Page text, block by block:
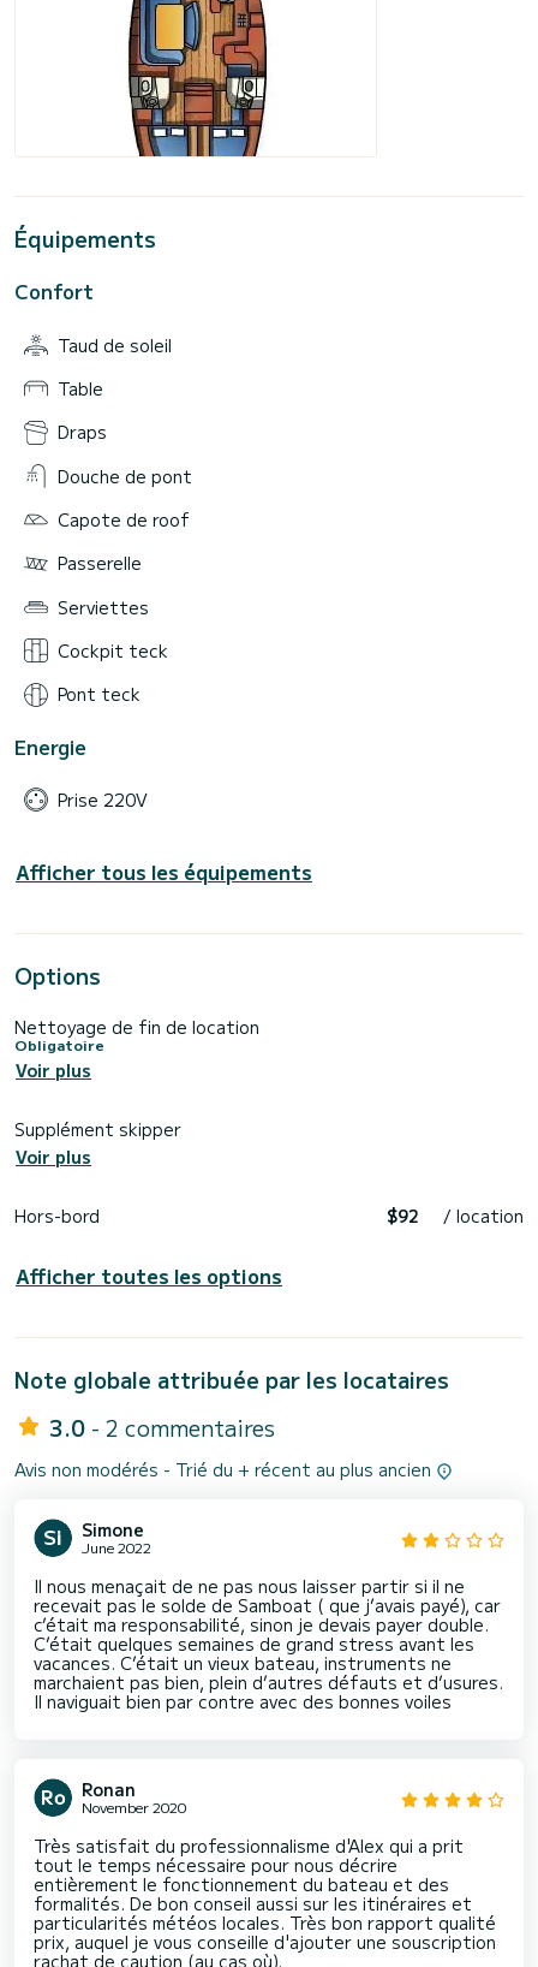
Équipements
Confort
Taud de soleil
Table
Draps
Douche de pont
Capote de roof
Passerelle
Serviettes
Cockpit teck
Pont teck
Energie
Prise 220V
Afficher tous les équipements
Options
Nettoyage de fin de location
Obligatoire
Voir plus
Supplément skipper
Voir plus
Hors-bord $92 / location
Afficher toutes les options
Note globale attribuée par les locataires
3.0 - 2 commentaires
Avis non modérés - Trié du + récent au plus ancien
Simone
June 2022
Il nous menaçait de ne pas nous laisser partir si il ne
recevait pas le solde de Samboat ( que j’avais payé), car
c’était ma responsabilité, sinon je devais payer double.
C’était quelques semaines de grand stress avant les
vacances. C’était un vieux bateau, instruments ne
marchaient pas bien, plein d’autres défauts et d’usures.
Il naviguait bien par contre avec des bonnes voiles
Ronan
November 2020
Très satisfait du professionnalisme d'Alex qui a prit
tout le temps nécessaire pour nous décrire
entièrement le fonctionnement du bateau et des
formalités. De bon conseil aussi sur les itinéraires et
particularités météos locales. Très bon rapport qualité
prix, auquel je vous conseille d'ajouter une souscription
rachat de caution (au cas où).